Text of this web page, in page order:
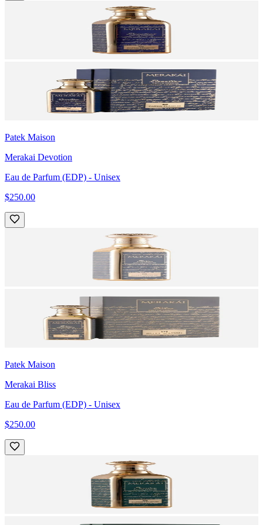
Patek Maison
Merakai Devotion
Eau de Parfum (EDP) - Unisex
$250.00
Patek Maison
Merakai Bliss
Eau de Parfum (EDP) - Unisex
$250.00